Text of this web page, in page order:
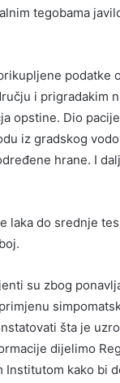
tegobama
podatke
i prigradakim
opstine. Dio
iz gradskog
hrane. I
laka do srednje
su zbog
šta je
dijelimo
Institutom kako bi